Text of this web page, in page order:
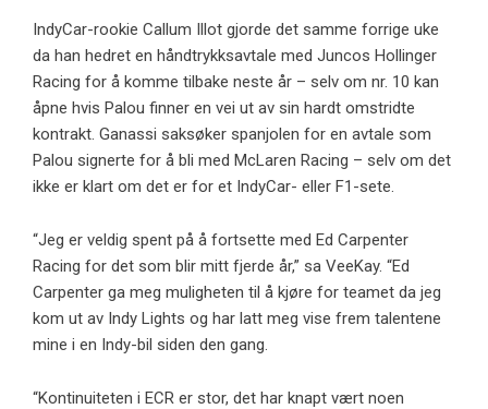
IndyCar-rookie Callum Illot gjorde det samme forrige uke
da han hedret en håndtrykksavtale med Juncos Hollinger
Racing for å komme tilbake neste år – selv om nr. 10 kan
åpne hvis Palou finner en vei ut av sin hardt omstridte
kontrakt. Ganassi saksøker spanjolen for en avtale som
Palou signerte for å bli med McLaren Racing – selv om det
ikke er klart om det er for et IndyCar- eller F1-sete.
“Jeg er veldig spent på å fortsette med Ed Carpenter
Racing for det som blir mitt fjerde år,” sa VeeKay. “Ed
Carpenter ga meg muligheten til å kjøre for teamet da jeg
kom ut av Indy Lights og har latt meg vise frem talentene
mine i en Indy-bil siden den gang.
“Kontinuiteten i ECR er stor, det har knapt vært noen